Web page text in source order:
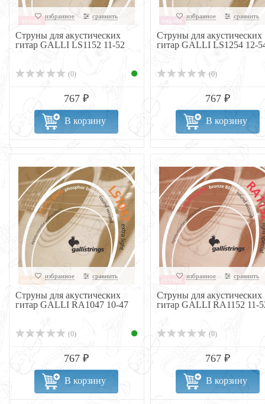
избранное сравнить
Струны для акустических
гитар GALLI LS1152 11-52
(0)
767 ₽
В корзину
избранное сравнить
Струны для акустических
гитар GALLI LS1254 12-
(0)
767 ₽
В корзину
избранное сравнить
Струны для акустических
гитар GALLI RA1047 10-47
(0)
767 ₽
В корзину
избранное сравнить
Струны для акустических
гитар GALLI RA1152 11-
(0)
767 ₽
В корзину